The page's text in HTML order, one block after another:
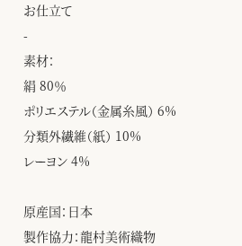
お仕立て
-
素材：
絹 80％
ポリエステル（金属糸風） 6%
分類外繊維（紙） 10%
レーヨン 4%
原産国：日本
製作協力：龍村美術織物